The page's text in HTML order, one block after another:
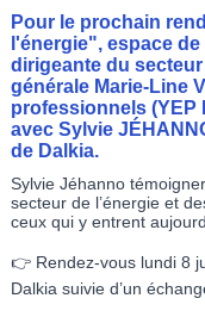
Pour le prochain
l'énergie", espace
dirigeante du
générale Marie-Line
professionnels (YEP
avec Sylvie
de Dalkia.
Sylvie Jéhanno
secteur de l’énergie et
ceux qui y entrent
👉 Rendez-vous lundi 8
Dalkia suivie d’un